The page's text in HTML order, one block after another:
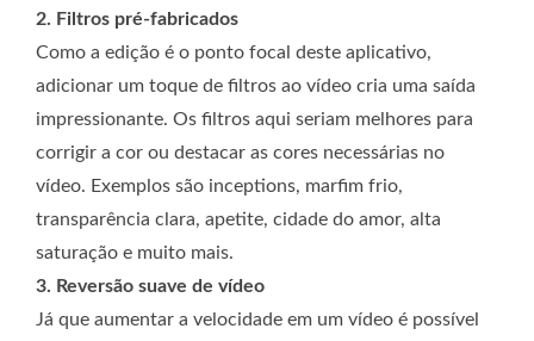
2. Filtros pré-fabricados
Como a edição é o ponto focal deste aplicativo,
adicionar um toque de filtros ao vídeo cria uma saída
impressionante. Os filtros aqui seriam melhores para
corrigir a cor ou destacar as cores necessárias no
vídeo. Exemplos são inceptions, marfim frio,
transparência clara, apetite, cidade do amor, alta
saturação e muito mais.
3. Reversão suave de vídeo
Já que aumentar a velocidade em um vídeo é possível